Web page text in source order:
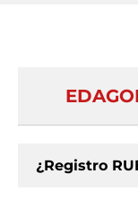
¿Registro